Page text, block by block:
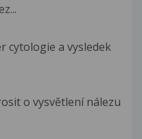
cytologie a vysledek
o vysvětlení nálezu